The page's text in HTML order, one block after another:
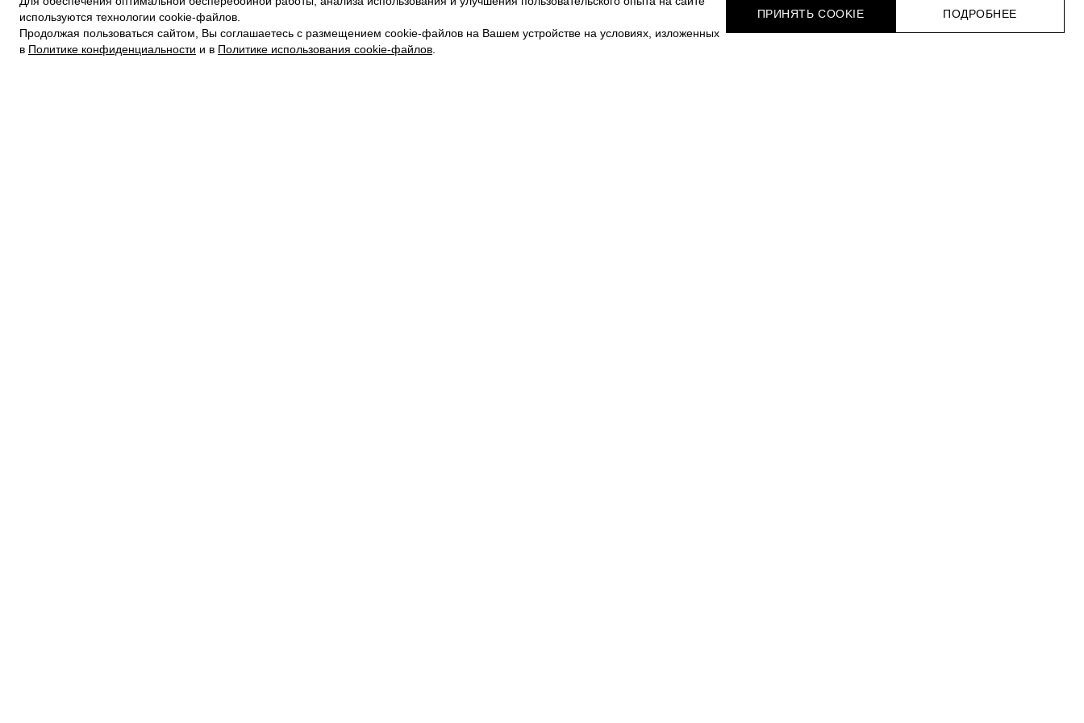
используются технологии cookie-файлов.
Продолжая пользоваться сайтом, Вы соглашаетесь с размещением cookie-файлов на Вашем устройстве на условиях, изложенных
в Политике конфиденциальности и в Политике использования cookie-файлов
ПРИНЯТЬ COOKIE ПОДРОБНЕЕ
ПОЛИТИКА КОНФИДЕНЦИАЛЬНОСТИ
ПОЛИТИКА COOKIE
УСЛОВИЯ ПОКУПКИ
КАРЬЕРА
ТЕЛЕГРАМ